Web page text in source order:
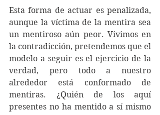
Esta forma de actuar es penalizada,
aunque la víctima de la mentira sea
un mentiroso aún peor. Vivimos en
la contradicción, pretendemos que el
modelo a seguir es el ejercicio de la
verdad, pero todo a nuestro
alrededor está conformado de
mentiras. ¿Quién de los aquí
presentes no ha mentido a sí mismo